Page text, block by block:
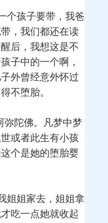
个孩子要带，我爸
，我们都还在读
后，我想这是不
子中的一个啊，
外曾经意外怀过
不堕胎。
陀佛。凡梦中梦
或者此生有小孩
个是她的堕胎婴
姐姐家去，姐姐拿
吃一点她就收起